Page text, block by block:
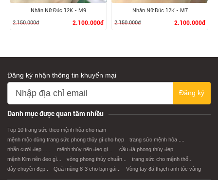
XEM CHI TIẾT
Nhẫn Nữ Đúc 12K - M9
2.150.000đ
2.100.000đ
XEM CHI TIẾT
Nhẫn Nữ Đúc 12K - M7
2.150.000đ
2.100.000đ
Đăng ký nhận thông tin khuyến mại
Đăng ký
Danh mục được quan tâm nhiều
Top 10 trang sức theo mệnh hỏa cho nam
mệnh mộc dùng trang sức phong thủy gì cho hợp
trang sức mệnh hỏa ....
nhẫn cưới đẹp ......
mệnh thủy nên đeo gì....
cầu đá phong thủy đẹp
mệnh Kim nên đeo gì...
vòng phong thủy chuẩn...
trang sức cho mệnh thổ...
dây chuyền đẹp..
Quà mùng 8-3 cho bạn gái... Vòng tay đá thạch anh tóc vàng